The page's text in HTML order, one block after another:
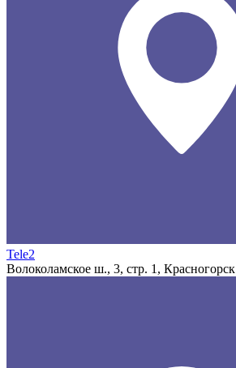
Tele2
Волоколамское ш., 3, стр. 1, Красногорск